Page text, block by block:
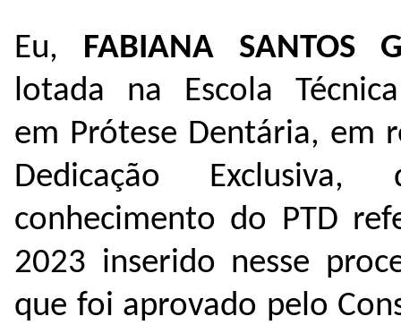
Eu, FABIANA SANTOS
lotada na Escola
em Prótese Dentária, em
Dedicação
conhecimento do PTD
2023 inserido nesse
que foi aprovado pelo